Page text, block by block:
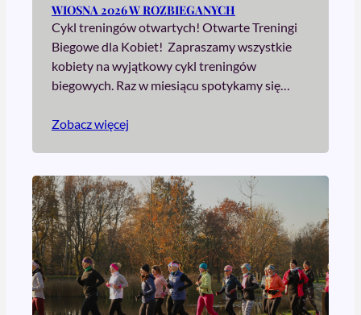
WIOSNA 2026 W ROZBIEGANYCH
Cykl treningów otwartych! Otwarte Treningi
Biegowe dla Kobiet! Zapraszamy wszystkie
kobiety na wyjątkowy cykl treningów
biegowych. Raz w miesiącu spotykamy się…
Zobacz więcej